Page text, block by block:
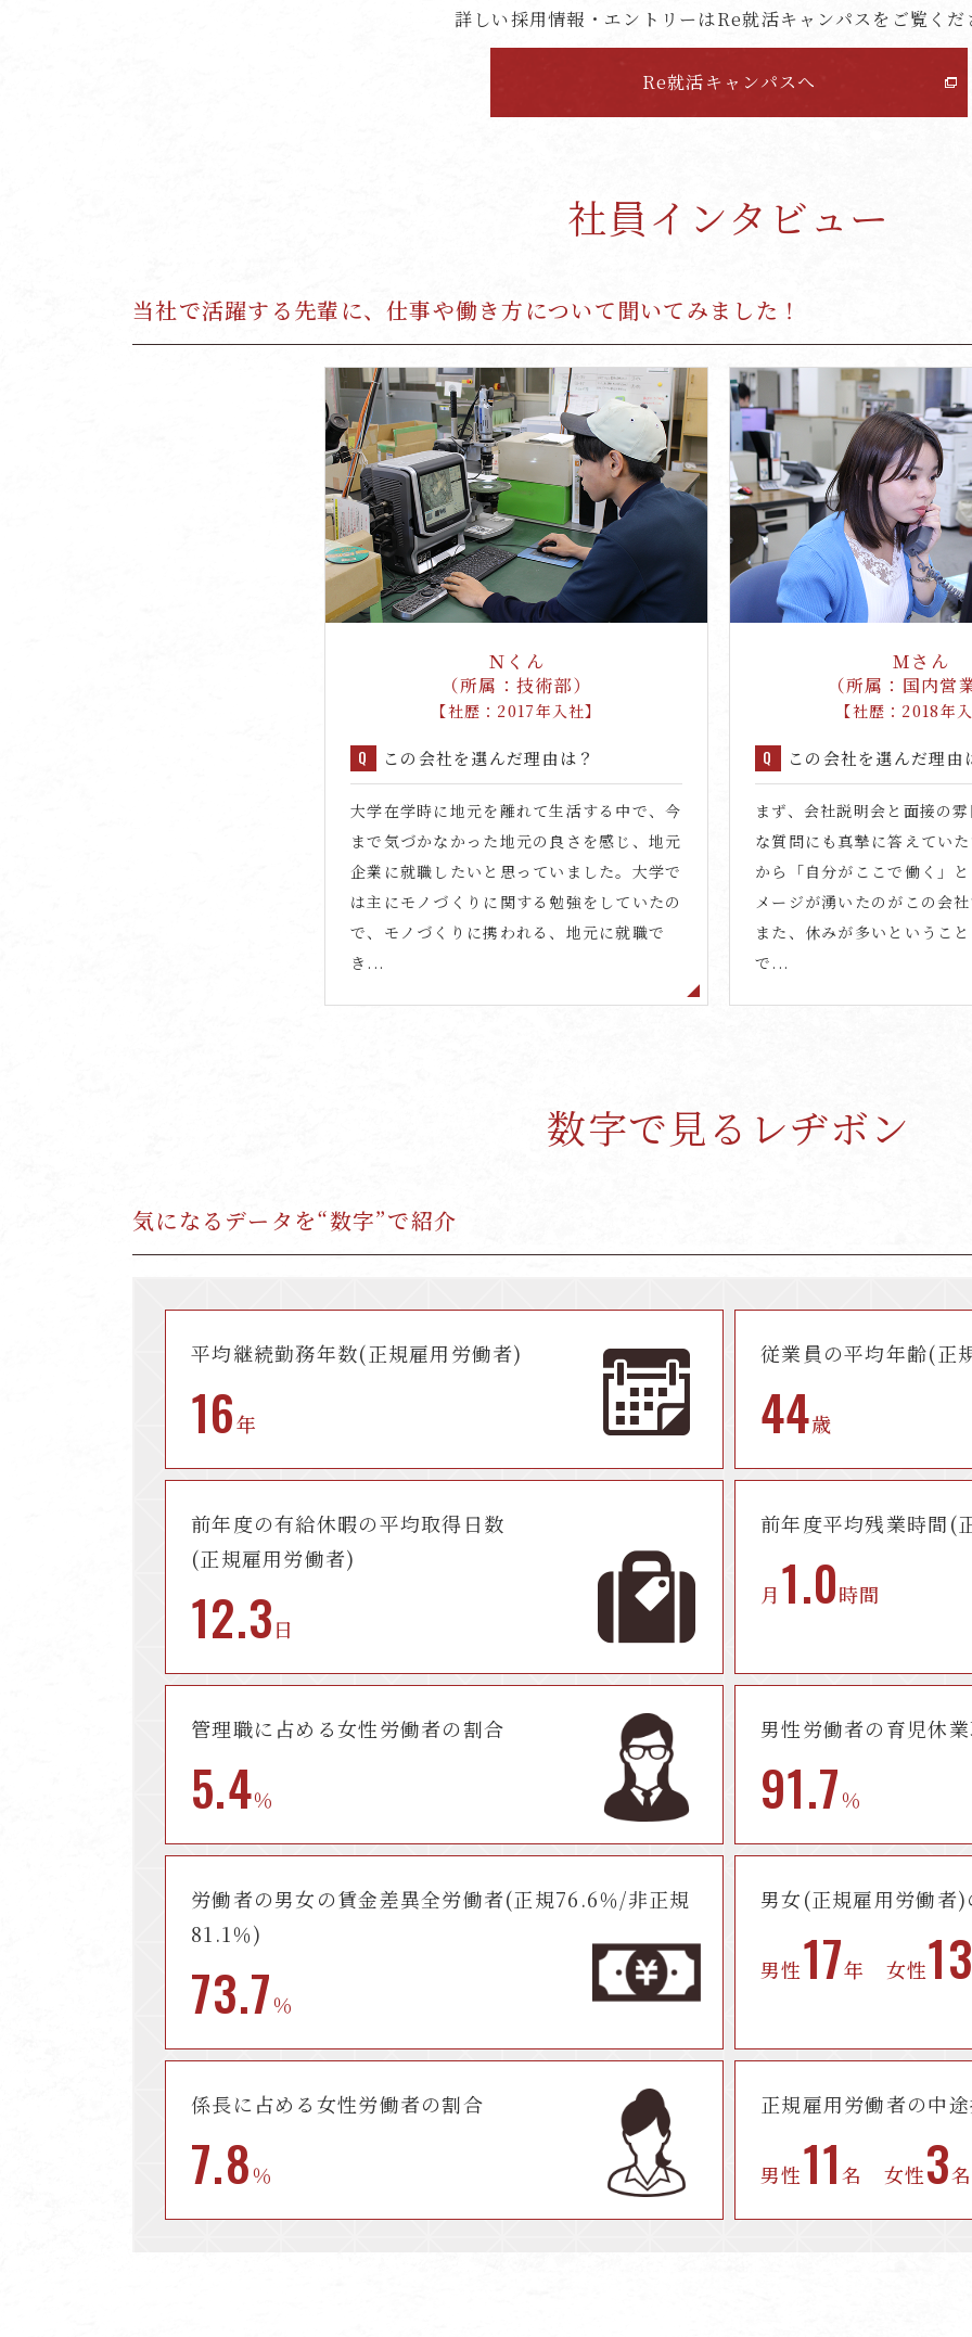
詳しい採用情報・エントリーはRe就活キャンパスをご覧くだ
Re就活キャンパスへ
社員インタビュー
当社で活躍する先輩に、仕事や働き方について聞いてみました！
Ｎくん
（所属：技術部）
【社歴：2017年入社】
この会社を選んだ理由は？
大学在学時に地元を離れて生活する中で、今
まで気づかなかった地元の良さを感じ、地元
企業に就職したいと思っていました。大学で
は主にモノづくりに関する勉強をしていたの
で、モノづくりに携われる、地元に就職で
き...
Ｍさん
（所属：国内営
【社歴：2018年
この会社を選んだ理由
まず、会社説明会と面接の
な質問にも真摯に答えてい
から「自分がここで働く」
メージが湧いたのがこの会
また、休みが多いというこ
で...
数字で見るレヂボン
気になるデータを“数字”で紹介
平均継続勤務年数(正規雇用労働者)
16年
従業員の平均年齢(正
44歳
前年度の有給休暇の平均取得日数
(正規雇用労働者)
12.3日
前年度平均残業時間(
月1.0時間
管理職に占める女性労働者の割合
5.4％
男性労働者の育児休
91.7％
労働者の男女の賃金差異全労働者(正規76.6％/非正規
81.1％)
73.7％
男女(正規雇用労働者)
男性17年 女性13
係長に占める女性労働者の割合
7.8％
正規雇用労働者の中
男性11名 女性3名